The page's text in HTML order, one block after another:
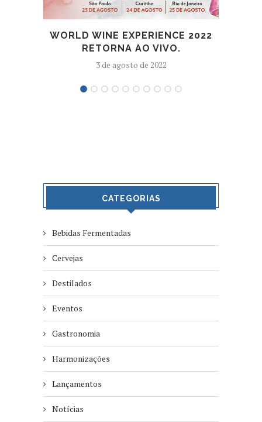
WORLD WINE EXPERIENCE 2022
RETORNA AO VIVO.
3 de agosto de 2022
CATEGORIAS
Bebidas Fermentadas
Cervejas
Destilados
Eventos
Gastronomia
Harmonizações
Lançamentos
Notícias